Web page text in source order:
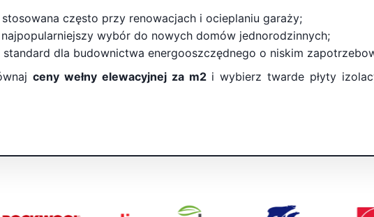
często przy renowacjach i ocieplaniu garaży;
wybór do nowych domów jednorodzinnych;
standard dla budownictwa energooszczędnego o niskim
ceny wełny elewacyjnej za m2i wybierz twarde płyty